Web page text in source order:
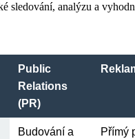
sledování, analýzu a
Public
Relations
(PR)
Budování a
Přímý